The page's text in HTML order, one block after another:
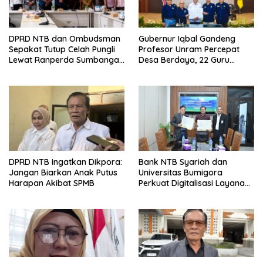
DPRD NTB dan Ombudsman
Sepakat Tutup Celah Pungli
Lewat Ranperda Sumbangan
Gubernur Iqbal Gandeng
Profesor Unram Percepat
Desa Berdaya, 22 Guru
DPRD NTB Ingatkan Dikpora:
Jangan Biarkan Anak Putus
Harapan Akibat SPMB
Bank NTB Syariah dan
Universitas Bumigora
Perkuat Digitalisasi Layanan